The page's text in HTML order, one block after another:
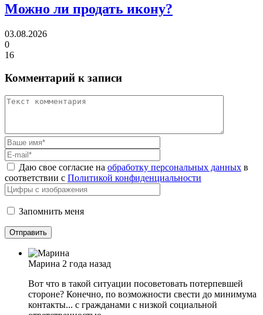
Можно ли продать икону?
03.08.2026
0
16
Комментарий к записи
Даю свое согласие на обработку персональных данных в
соответствии с Политикой конфиденциальности
Запомнить меня
Марина 2 года назад
Вот что в такой ситуации посоветовать потерпевшей
стороне? Конечно, по возможности свести до минимума
контакты... с гражданами с низкой социальной